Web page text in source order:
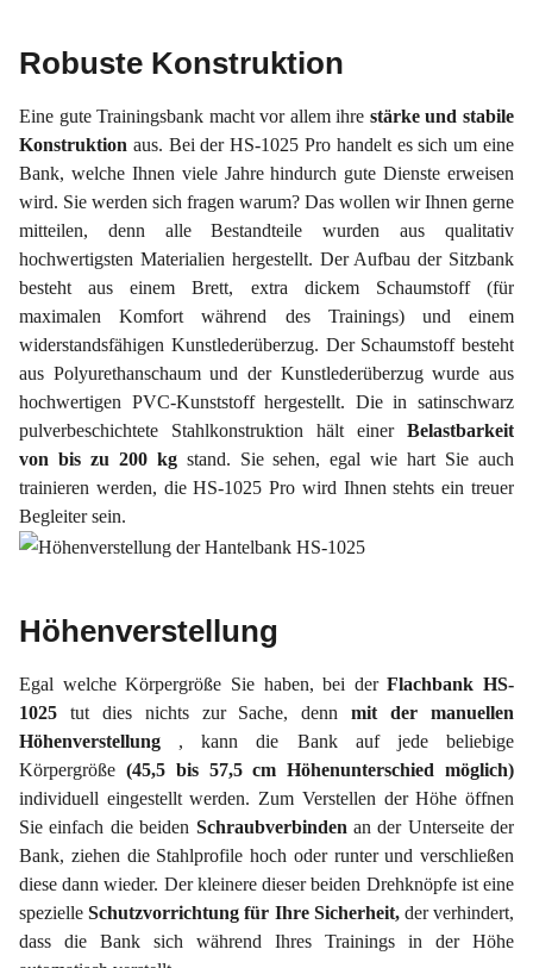
Robuste Konstruktion
Eine gute Trainingsbank macht vor allem ihre stärke und stabile
Konstruktion aus. Bei der HS-1025 Pro handelt es sich um eine
Bank, welche Ihnen viele Jahre hindurch gute Dienste erweisen
wird. Sie werden sich fragen warum? Das wollen wir Ihnen gerne
mitteilen, denn alle Bestandteile wurden aus qualitativ
hochwertigsten Materialien hergestellt. Der Aufbau der Sitzbank
besteht aus einem Brett, extra dickem Schaumstoff (für
maximalen Komfort während des Trainings) und einem
widerstandsfähigen Kunstlederüberzug. Der Schaumstoff besteht
aus Polyurethanschaum und der Kunstlederüberzug wurde aus
hochwertigen PVC-Kunststoff hergestellt. Die in satinschwarz
pulverbeschichtete Stahlkonstruktion hält einer Belastbarkeit
von bis zu 200 kg stand. Sie sehen, egal wie hart Sie auch
trainieren werden, die HS-1025 Pro wird Ihnen stehts ein treuer
Begleiter sein.
Höhenverstellung
Egal welche Körpergröße Sie haben, bei derFlachbank HS-
1025 tut dies nichts zur Sache, dennmit der manuellen
Höhenverstellung , kann die Bank auf jede beliebige
Körpergröße (45,5 bis 57,5 cm Höhenunterschied möglich)
individuell eingestellt werden. Zum Verstellen der Höhe öffnen
Sie einfach die beiden Schraubverbinden an der Unterseite der
Bank, ziehen die Stahlprofile hoch oder runter und verschließen
diese dann wieder. Der kleinere dieser beiden Drehknöpfe ist eine
spezielleSchutzvorrichtung für Ihre Sicherheit, der verhindert,
dass die Bank sich während Ihres Trainings in der Höhe